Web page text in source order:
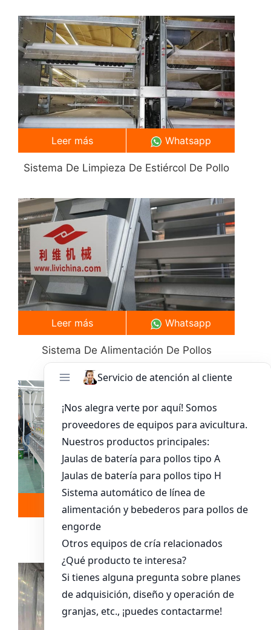
Sistema De Limpieza De Estiércol De Pollo
Leer más Whatsapp
Sistema De Alimentación De Pollos
Leer más Whatsapp
Sistema De Jaula Para Pollitos
Leer más Whatsapp